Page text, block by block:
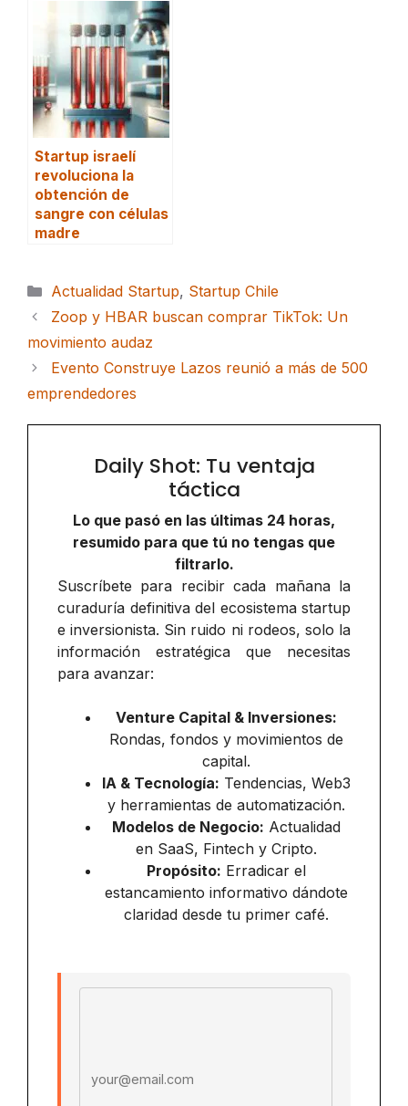
Startup israelí
revoluciona la
obtención de
sangre con células
madre
Categorías
Actualidad Startup, Startup Chile
Zoop y HBAR buscan comprar TikTok: Un
movimiento audaz
Evento Construye Lazos reunió a más de 500
emprendedores
Daily Shot: Tu ventaja
táctica
Lo que pasó en las últimas 24 horas,
resumido para que tú no tengas que
filtrarlo.
Suscríbete para recibir cada mañana la
curaduría definitiva del ecosistema startup
e inversionista. Sin ruido ni rodeos, solo la
información estratégica que necesitas
para avanzar:
Venture Capital & Inversiones:
Rondas, fondos y movimientos de
capital.
IA & Tecnología: Tendencias, Web3
y herramientas de automatización.
Modelos de Negocio: Actualidad
en SaaS, Fintech y Cripto.
Propósito: Erradicar el
estancamiento informativo dándote
claridad desde tu primer café.